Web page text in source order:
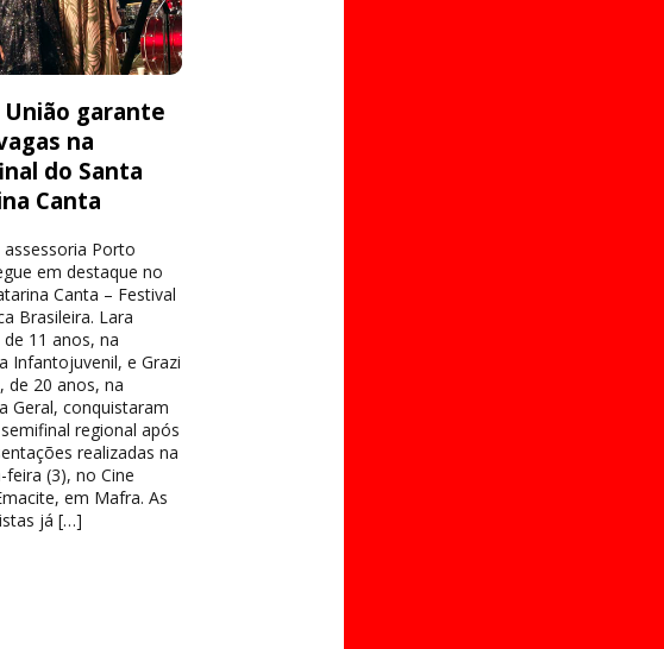
garante
na
do Santa
Canta
Porto
em destaque no
Canta – Festival
Brasileira. Lara
de 11 anos, na
Infantojuvenil, e Grazi
de 20 anos, na
Geral, conquistaram
regional após
realizadas na
feira (3), no Cine
em Mafra. As
já […]